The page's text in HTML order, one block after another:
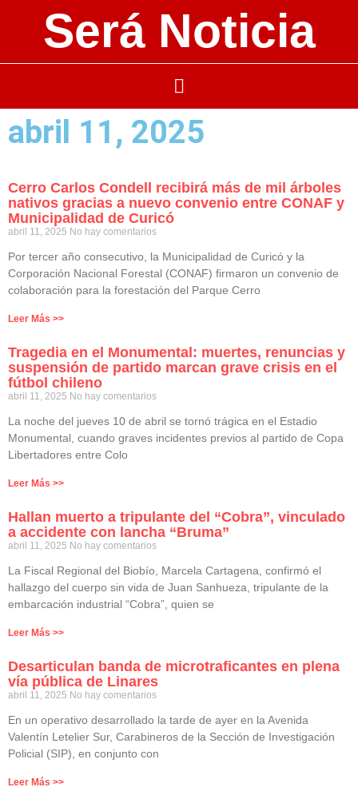
Será Noticia
abril 11, 2025
Cerro Carlos Condell recibirá más de mil árboles
nativos gracias a nuevo convenio entre CONAF y
Municipalidad de Curicó
abril 11, 2025 No hay comentarios
Por tercer año consecutivo, la Municipalidad de Curicó y la
Corporación Nacional Forestal (CONAF) firmaron un convenio de
colaboración para la forestación del Parque Cerro
Leer Más >>
Tragedia en el Monumental: muertes, renuncias y
suspensión de partido marcan grave crisis en el
fútbol chileno
abril 11, 2025 No hay comentarios
La noche del jueves 10 de abril se tornó trágica en el Estadio
Monumental, cuando graves incidentes previos al partido de Copa
Libertadores entre Colo
Leer Más >>
Hallan muerto a tripulante del “Cobra”, vinculado
a accidente con lancha “Bruma”
abril 11, 2025 No hay comentarios
La Fiscal Regional del Biobío, Marcela Cartagena, confirmó el
hallazgo del cuerpo sin vida de Juan Sanhueza, tripulante de la
embarcación industrial “Cobra”, quien se
Leer Más >>
Desarticulan banda de microtraficantes en plena
vía pública de Linares
abril 11, 2025 No hay comentarios
En un operativo desarrollado la tarde de ayer en la Avenida
Valentín Letelier Sur, Carabineros de la Sección de Investigación
Policial (SIP), en conjunto con
Leer Más >>